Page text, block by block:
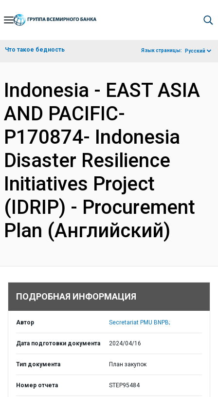
Skip
Navigation
Что такое бедность Язык страницы: Русский
Indonesia - EAST ASIA
AND PACIFIC-
P170874- Indonesia
Disaster Resilience
Initiatives Project
(IDRIP) - Procurement
Plan (Английский)
ПОДРОБНАЯ ИНФОРМАЦИЯ
Автор Secretariat PMU BNPB;
Дата подготовки документа 2024/04/16
Тип документа План закупок
Номер отчета STEP95484